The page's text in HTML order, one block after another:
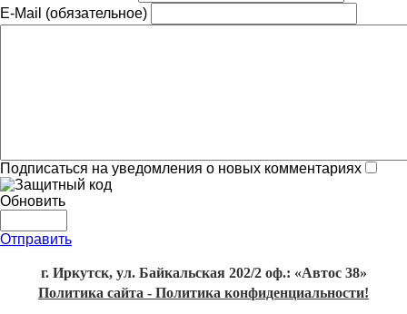
E-Mail (обязательное)
Подписаться на уведомления о новых комментариях
Обновить
Отправить
г. Иркутск, ул. Байкальская 202/2 оф.: «Автос 38»
Политика сайта - Политика конфиденциальности!